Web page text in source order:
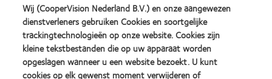
Sferische sterkte
-10.00 tot -6.50Dpt (stappen
-6.00 tot -0.25Dpt (stappen
+0.25 tot +5.00Dpt (stappen
+5.50 tot +6.00Dpt (stappen
Wij (CooperVision Nederland B.V.) en onze aangewezen
dienstverleners gebruiken Cookies en soortgelijke
trackingtechnologieën op onze website. Cookies zijn
kleine tekstbestanden die op uw apparaat worden
opgeslagen wanneer u een website bezoekt. U kunt
cookies op elk gewenst moment verwijderen of